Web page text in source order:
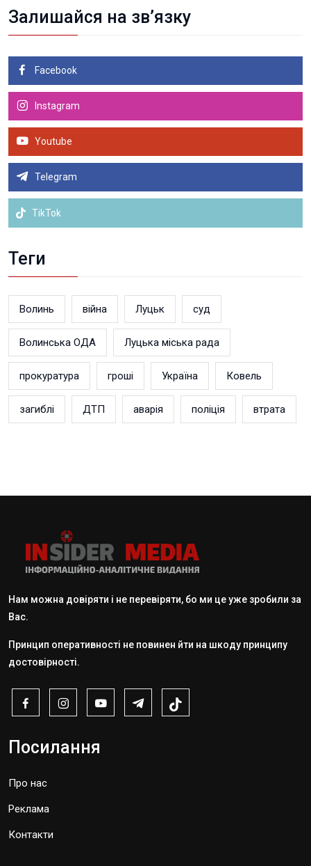
Залишайся на зв’язку
Facebook
Instagram
Youtube
Telegram
TikTok
Теги
Волинь війна Луцьк суд
Волинська ОДА Луцька міська рада
прокуратура гроші Україна Ковель
загиблі ДТП аварія поліція втрата
Нам можна довіряти і не перевіряти, бо ми це уже зробили за
Вас.
Принцип оперативності не повинен йти на шкоду принципу
достовірності.
Посилання
Про нас
Реклама
Контакти